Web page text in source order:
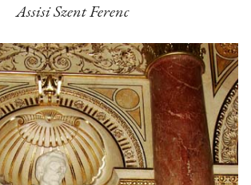
ALKOTÁSOK
AUKCIÓ
KIÁLLÍTÁSAINK
HÍREINK
RÓLUNK
EN
DE
Assisi Szent Ferenc